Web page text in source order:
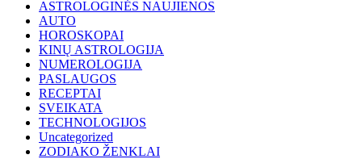
ASTROLOGINĖS NAUJIENOS
AUTO
HOROSKOPAI
KINŲ ASTROLOGIJA
NUMEROLOGIJA
PASLAUGOS
RECEPTAI
SVEIKATA
TECHNOLOGIJOS
Uncategorized
ZODIAKO ŽENKLAI